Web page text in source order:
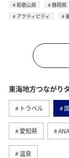
和歌山県
静岡県
アクティビティ
東海地方つながり
トラベル
愛知県
温泉